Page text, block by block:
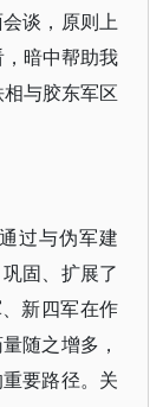
谈，原则上
暗中帮助我
与胶东军区
过与伪军建
固、扩展了
新四军在作
随之增多，
要路径。关